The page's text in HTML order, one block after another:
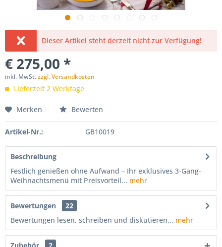
Dieser Artikel steht derzeit nicht zur Verfügung!
€ 275,00 *
inkl. MwSt.zzgl. Versandkosten
Lieferzeit 2 Werktage
Merken Bewerten
Artikel-Nr.: GB10019
Beschreibung
Festlich genießen ohne Aufwand – Ihr exklusives 3-Gang-
Weihnachtsmenü mit Preisvorteil... mehr
Bewertungen
22
Bewertungen lesen, schreiben und diskutieren... mehr